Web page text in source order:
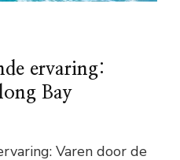
ervaring:
Bay
Varen door de